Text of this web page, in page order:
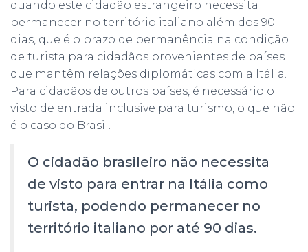
quando este cidadão estrangeiro necessita
permanecer no território italiano além dos 90
dias, que é o prazo de permanência na condição
de turista para cidadãos provenientes de países
que mantêm relações diplomáticas com a Itália.
Para cidadãos de outros países, é necessário o
visto de entrada inclusive para turismo, o que não
é o caso do Brasil.
O cidadão brasileiro não necessita
de visto para entrar na Itália como
turista, podendo permanecer no
território italiano por até 90 dias.